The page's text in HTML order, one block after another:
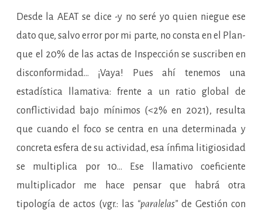
Desde la AEAT se dice -y no seré yo quien niegue ese
dato que, salvo error por mi parte, no consta en el Plan-
que el 20% de las actas de Inspección se suscriben en
disconformidad… ¡Vaya! Pues ahí tenemos una
estadística llamativa: frente a un ratio global de
conflictividad bajo mínimos (<2% en 2021), resulta
que cuando el foco se centra en una determinada y
concreta esfera de su actividad, esa ínfima litigiosidad
se multiplica por 10… Ese llamativo coeficiente
multiplicador me hace pensar que habrá otra
tipología de actos (vgr.: las “paralelas”de Gestión con